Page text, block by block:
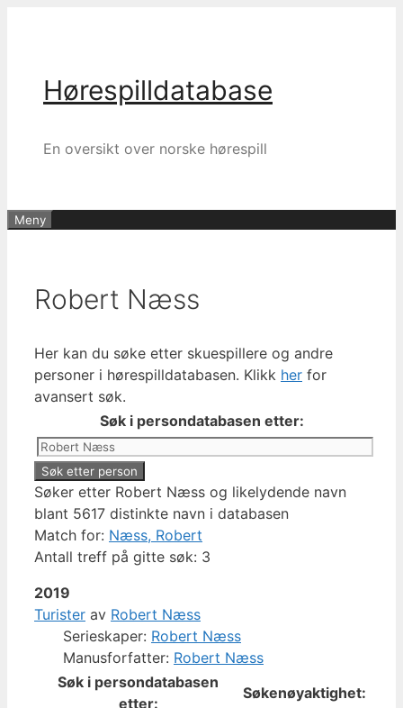
Hørespilldatabase
En oversikt over norske hørespill
Meny
Robert Næss
Her kan du søke etter skuespillere og andre
personer i hørespilldatabasen. Klikk her for
avansert søk.
Søk i persondatabasen etter:
Søker etter Robert Næss og likelydende navn
blant 5617 distinkte navn i databasen
Match for: Næss, Robert
Antall treff på gitte søk: 3
2019
Turister av Robert Næss
Serieskaper: Robert Næss
Manusforfatter: Robert Næss
Søk i persondatabasen
etter:
Søkenøyaktighet: